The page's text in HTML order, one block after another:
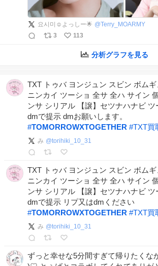
요시미☺︎よっしー🌟 @Terry_MOARMY
3
113
分析グラフを見る
TXT トゥバ ヨンジュン スビン ボムギ
ニンカイ ツーショ 全サ 全ハ サイン
ンサ シリアル 【譲】セツナハナビ ツ
dmで提示 dmお願いします。
#TOMORROWXTOGETHER #TXT買
み @torihiki_10_31
TXT トゥバ ヨンジュン スビン ボムギ
ニンカイ ツーショ 全サ 全ハ サイン
ンサ シリアル 【譲】セツナハナビ ツ
dmで提示 リプ又はdmください
#TOMORROWXTOGETHER #TXT買
み @torihiki_10_31
ずっと幸せな5分間すぎて帰りたくな